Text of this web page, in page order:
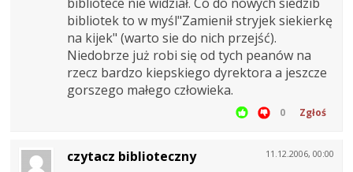
bibliotece nie widział. Co do nowych siedzib
bibliotek to w myśl"Zamienił stryjek siekierkę
na kijek" (warto sie do nich przejść).
Niedobrze już robi się od tych peanów na
rzecz bardzo kiepskiego dyrektora a jeszcze
gorszego małego człowieka.
0 Zgłoś
11.12.2006, 00:00
czytacz biblioteczny